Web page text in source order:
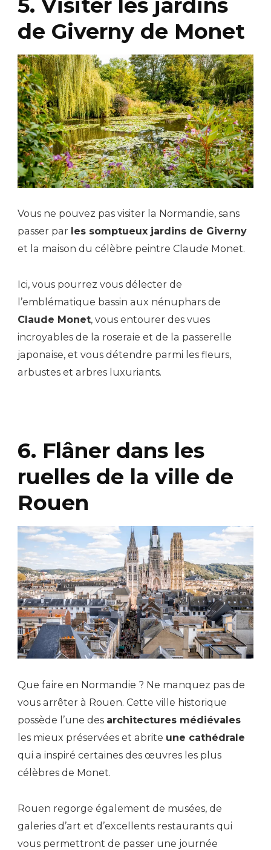
de Giverny de Monet
Vous ne pouvez pas visiter la Normandie, sans
passer par les somptueux jardins de Giverny
et la maison du célèbre peintre Claude Monet.
Ici, vous pourrez vous délecter de
l’emblématique bassin aux nénuphars de
Claude Monet, vous entourer des vues
incroyables de la roseraie et de la passerelle
japonaise, et vous détendre parmi les fleurs,
arbustes et arbres luxuriants.
6. Flâner dans les
ruelles de la ville de
Rouen
Que faire en Normandie ? Ne manquez pas de
vous arrêter à Rouen. Cette ville historique
possède l’une des architectures médiévales
les mieux préservées et abrite une cathédrale
qui a inspiré certaines des œuvres les plus
célèbres de Monet.
Rouen regorge également de musées, de
galeries d’art et d’excellents restaurants qui
vous permettront de passer une journée